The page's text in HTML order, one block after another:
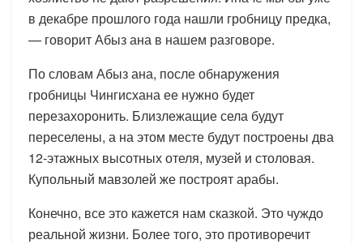
в декабре прошлого года нашли гробницу предка,
— говорит Абыз ана в нашем разговоре.
По словам Абыз ана, после обнаружения
гробницы Чингисхана ее нужно будет
перезахоронить. Близлежащие села будут
переселены, а на этом месте будут построены два
12-этажных высотных отеля, музей и столовая.
Купольный мавзолей же построят арабы.
Конечно, все это кажется нам сказкой. Это чуждо
реальной жизни. Более того, это противоречит